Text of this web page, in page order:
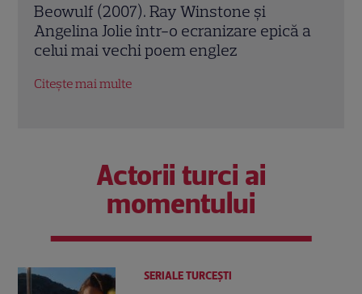
Jack Ryan: Agentul din umbră (2014).
Chris Pine și Kevin Costner, într-o cursă
contra cronometru pentru salvarea
Actorii turci ai
momentului
SERIALE TURCEŞTI